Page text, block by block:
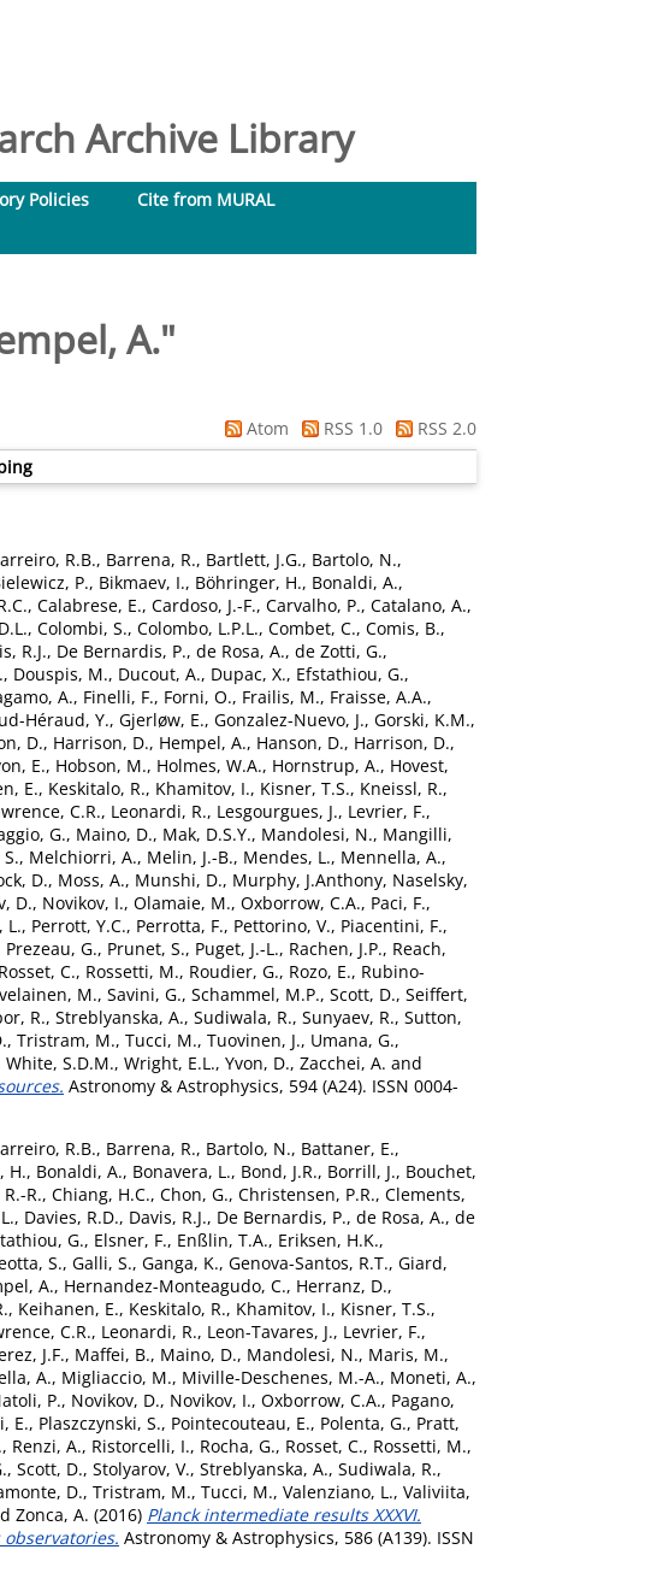
Archive Library
Policies
Cite from MURAL
A."
Atom RSS 1.0
RSS 2.0
R.B., Barrena, R., Bartlett, J.G., Bartolo, N.,
P., Bikmaev, I., Böhringer, H., Bonaldi, A.,
, Calabrese, E., Cardoso, J.-F., Carvalho, P., Catalano, A.,
, Colombi, S., Colombo, L.P.L., Combet, C., Comis, B.,
R.J., De Bernardis, P., de Rosa, A., de Zotti, G.,
, Douspis, M., Ducout, A., Dupac, X., Efstathiou, G.,
A., Finelli, F., Forni, O., Frailis, M., Fraisse, A.A.,
Héraud, Y., Gjerløw, E., Gonzalez-Nuevo, J., Gorski, K.M.,
D., Harrison, D., Hempel, A., Hanson, D., Harrison, D.,
E., Hobson, M., Holmes, W.A., Hornstrup, A., Hovest,
E., Keskitalo, R., Khamitov, I., Kisner, T.S., Kneissl, R.,
C.R., Leonardi, R., Lesgourgues, J., Levrier, F.,
G., Maino, D., Mak, D.S.Y., Mandolesi, N., Mangilli,
, Melchiorri, A., Melin, J.-B., Mendes, L., Mennella, A.,
D., Moss, A., Munshi, D., Murphy, J.Anthony, Naselsky,
D., Novikov, I., Olamaie, M., Oxborrow, C.A., Paci, F.,
L., Perrott, Y.C., Perrotta, F., Pettorino, V., Piacentini, F.,
Prezeau, G., Prunet, S., Puget, J.-L., Rachen, J.P., Reach,
Rosset, C., Rossetti, M., Roudier, G., Rozo, E., Rubino-
M., Savini, G., Schammel, M.P., Scott, D., Seiffert,
R., Streblyanska, A., Sudiwala, R., Sunyaev, R., Sutton,
, Tristram, M., Tucci, M., Tuovinen, J., Umana, G.,
White, S.D.M., Wright, E.L., Yvon, D., Zacchei, A. and
Astronomy & Astrophysics, 594 (A24). ISSN 0004-
R.B., Barrena, R., Bartolo, N., Battaner, E.,
H., Bonaldi, A., Bonavera, L., Bond, J.R., Borrill, J., Bouchet,
R., Chiang, H.C., Chon, G., Christensen, P.R., Clements,
, Davies, R.D., Davis, R.J., De Bernardis, P., de Rosa, A., de
G., Elsner, F., Enßlin, T.A., Eriksen, H.K.,
S., Galli, S., Ganga, K., Genova-Santos, R.T., Giard,
A., Hernandez-Monteagudo, C., Herranz, D.,
, Keihanen, E., Keskitalo, R., Khamitov, I., Kisner, T.S.,
C.R., Leonardi, R., Leon-Tavares, J., Levrier, F.,
J.F., Maffei, B., Maino, D., Mandolesi, N., Maris, M.,
A., Migliaccio, M., Miville-Deschenes, M.-A., Moneti, A.,
P., Novikov, D., Novikov, I., Oxborrow, C.A., Pagano,
E., Plaszczynski, S., Pointecouteau, E., Polenta, G., Pratt,
, Renzi, A., Ristorcelli, I., Rocha, G., Rosset, C., Rossetti, M.,
, Scott, D., Stolyarov, V., Streblyanska, A., Sudiwala, R.,
D., Tristram, M., Tucci, M., Valenziano, L., Valiviita,
Zonca, A. (2016) Planck intermediate results XXXVI.
Astronomy & Astrophysics, 586 (A139). ISSN